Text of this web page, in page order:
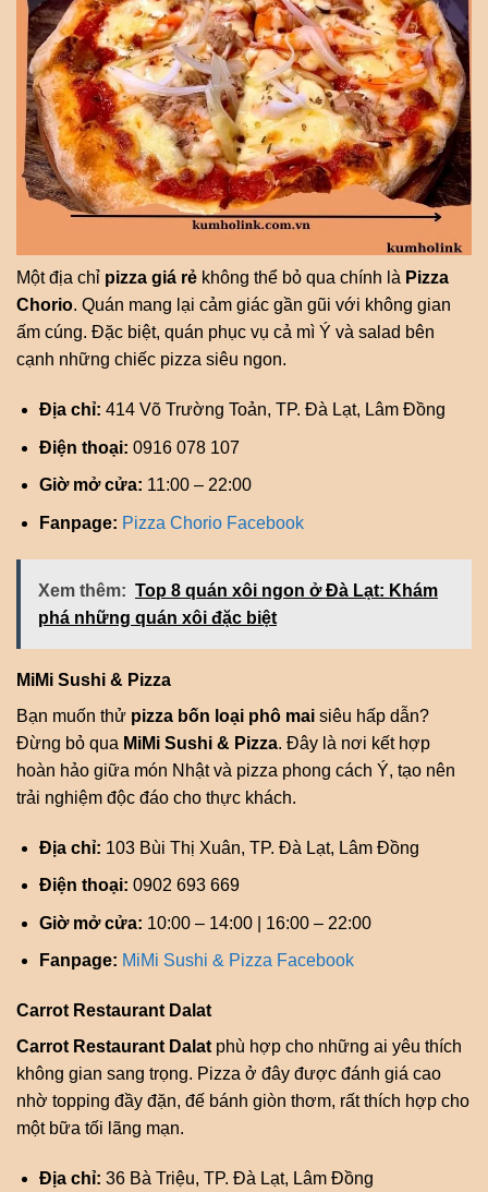
Một địa chỉ pizza giá rẻ không thể bỏ qua chính là Pizza
Chorio. Quán mang lại cảm giác gần gũi với không gian
ấm cúng. Đặc biệt, quán phục vụ cả mì Ý và salad bên
cạnh những chiếc pizza siêu ngon.
Địa chỉ: 414 Võ Trường Toản, TP. Đà Lạt, Lâm Đồng
Điện thoại: 0916 078 107
Giờ mở cửa: 11:00 – 22:00
Fanpage: Pizza Chorio Facebook
Xem thêm: Top 8 quán xôi ngon ở Đà Lạt: Khám
phá những quán xôi đặc biệt
MiMi Sushi & Pizza
Bạn muốn thử pizza bốn loại phô mai siêu hấp dẫn?
Đừng bỏ qua MiMi Sushi & Pizza. Đây là nơi kết hợp
hoàn hảo giữa món Nhật và pizza phong cách Ý, tạo nên
trải nghiệm độc đáo cho thực khách.
Địa chỉ: 103 Bùi Thị Xuân, TP. Đà Lạt, Lâm Đồng
Điện thoại: 0902 693 669
Giờ mở cửa: 10:00 – 14:00 | 16:00 – 22:00
Fanpage: MiMi Sushi & Pizza Facebook
Carrot Restaurant Dalat
Carrot Restaurant Dalat phù hợp cho những ai yêu thích
không gian sang trọng. Pizza ở đây được đánh giá cao
nhờ topping đầy đặn, đế bánh giòn thơm, rất thích hợp cho
một bữa tối lãng mạn.
Địa chỉ: 36 Bà Triệu, TP. Đà Lạt, Lâm Đồng